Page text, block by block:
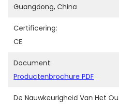
Guangdong, China
Certificering:
CE
Document:
Productenbrochure PDF
De Nauwkeurigheid Van Het